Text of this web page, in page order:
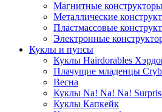
Магнитные конструкторы
Металлические
Пластмассовые
Электронные
Куклы и пупсы
Куклы Hairdorables
Плачущие младенцы
Весна
Куклы Na! Na! Na!
Куклы Капкейк